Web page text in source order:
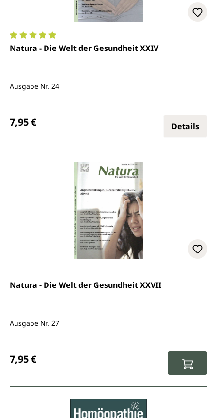
Durchschnittliche Bewertung von 5 von 5 Sternen
Natura - Die Welt der Gesundheit XXIV
Ausgabe Nr. 24
7,95 € Details
Natura - Die Welt der Gesundheit XXVII
Ausgabe Nr. 27
7,95 €